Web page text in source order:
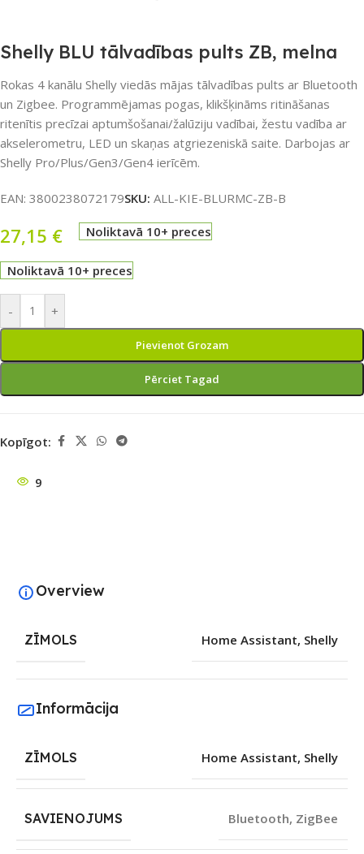
Shelly BLU tālvadības pults ZB, melna
Rokas 4 kanālu Shelly viedās mājas tālvadības pults ar Bluetooth
un Zigbee. Programmējamas pogas, klikšķināms ritināšanas
ritenītis precīzai aptumšošanai/žalūziju vadībai, žestu vadība ar
akselerometru, LED un skaņas atgriezeniskā saite. Darbojas ar
Shelly Pro/Plus/Gen3/Gen4 ierīcēm.
EAN: 3800238072179SKU: ALL-KIE-BLURMC-ZB-B
27,15 € Noliktavā 10+ preces
Noliktavā 10+ preces
- +
Pievienot Grozam
Pērciet Tagad
Kopīgot:
9
Overview
ZĪMOLS Home Assistant, Shelly
Informācija
ZĪMOLS Home Assistant, Shelly
SAVIENOJUMS Bluetooth, ZigBee